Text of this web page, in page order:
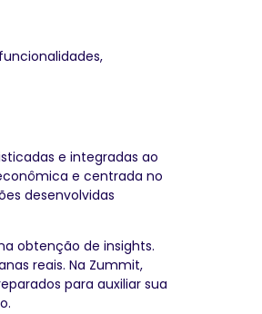
e integradas ao
e centrada no
desenvolvidas
obtenção de insights.
reais. Na Zummit,
para auxiliar sua